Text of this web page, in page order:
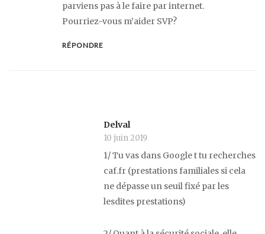
parviens pas à le faire par internet.
Pourriez-vous m’aider SVP?
RÉPONDRE
Delval
10 juin 2019
1/ Tu vas dans Google t tu recherches
caf.fr (prestations familiales si cela
ne dépasse un seuil fixé par les
lesdites prestations)